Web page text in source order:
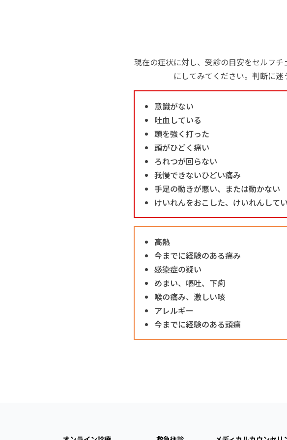
現在の症状に対し、受診の目安をセルフ
にしてみてください。判断に迷
意識がない
吐血している
頭を強く打った
頭がひどく痛い
ろれつが回らない
我慢できないひどい痛み
手足の動きが悪い、または動かない
けいれんをおこした、けいれんして
高熱
今までに経験のある痛み
感染症の疑い
めまい、嘔吐、下痢
喉の痛み、激しい咳
アレルギー
今までに経験のある頭痛